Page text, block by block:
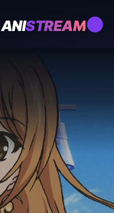
ANISTREAM